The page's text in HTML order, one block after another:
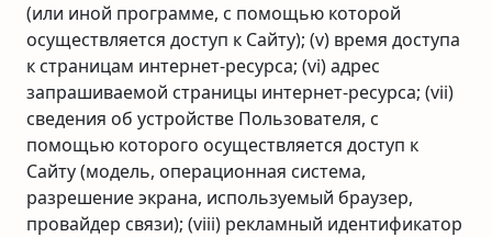
(или иной программе, с помощью которой
осуществляется доступ к Сайту); (v) время доступа
к страницам интернет-ресурса; (vi) адрес
запрашиваемой страницы интернет-ресурса; (vii)
сведения об устройстве Пользователя, с
помощью которого осуществляется доступ к
Сайту (модель, операционная система,
разрешение экрана, используемый браузер,
провайдер связи); (viii) рекламный идентификатор